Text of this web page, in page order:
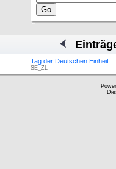
Tag der Deutschen Einheit
SE_ZL